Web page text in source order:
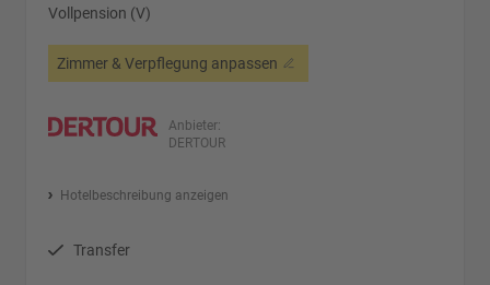
Vollpension (V)
Zimmer & Verpflegung anpassen
Anbieter:
DERTOUR
Hotelbeschreibung anzeigen
Transfer